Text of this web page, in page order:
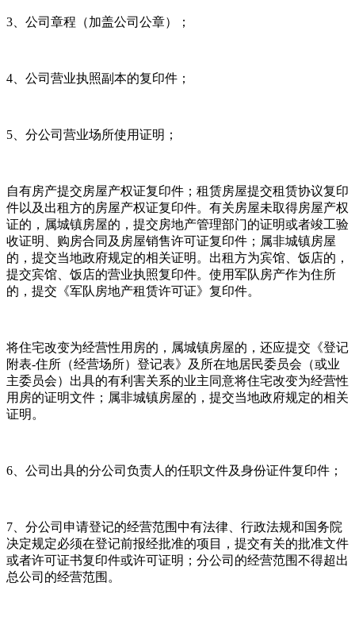
3、公司章程（加盖公司公章）；
4、公司营业执照副本的复印件；
5、分公司营业场所使用证明；
自有房产提交房屋产权证复印件；租赁房屋提交租赁协议复印
件以及出租方的房屋产权证复印件。有关房屋未取得房屋产权
证的，属城镇房屋的，提交房地产管理部门的证明或者竣工验
收证明、购房合同及房屋销售许可证复印件；属非城镇房屋
的，提交当地政府规定的相关证明。出租方为宾馆、饭店的，
提交宾馆、饭店的营业执照复印件。使用军队房产作为住所
的，提交《军队房地产租赁许可证》复印件。
将住宅改变为经营性用房的，属城镇房屋的，还应提交《登记
附表-住所（经营场所）登记表》及所在地居民委员会（或业
主委员会）出具的有利害关系的业主同意将住宅改变为经营性
用房的证明文件；属非城镇房屋的，提交当地政府规定的相关
证明。
6、公司出具的分公司负责人的任职文件及身份证件复印件；
7、分公司申请登记的经营范围中有法律、行政法规和国务院
决定规定必须在登记前报经批准的项目，提交有关的批准文件
或者许可证书复印件或许可证明；分公司的经营范围不得超出
总公司的经营范围。